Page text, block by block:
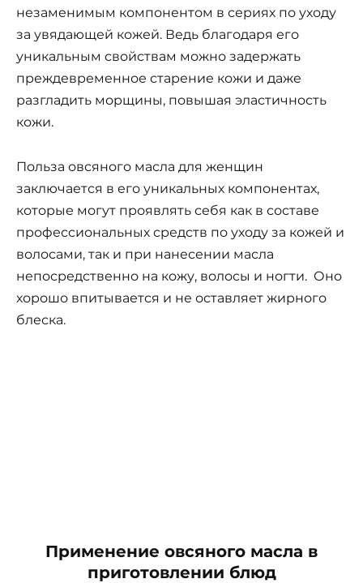
незаменимым компонентом в сериях по уходу
за увядающей кожей. Ведь благодаря его
уникальным свойствам можно задержать
преждевременное старение кожи и даже
разгладить морщины, повышая эластичность
кожи.
Польза овсяного масла для женщин
заключается в его уникальных компонентах,
которые могут проявлять себя как в составе
профессиональных средств по уходу за кожей и
волосами, так и при нанесении масла
непосредственно на кожу, волосы и ногти. Оно
хорошо впитывается и не оставляет жирного
блеска.
Применение овсяного масла в
приготовлении блюд